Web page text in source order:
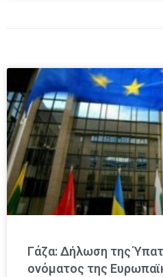
Γάζα: Δήλωση της
ονόματος της